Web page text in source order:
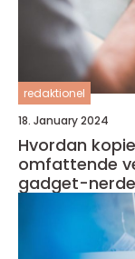
redaktionel
18. January 2024
Hvordan
omfattende
gadget-